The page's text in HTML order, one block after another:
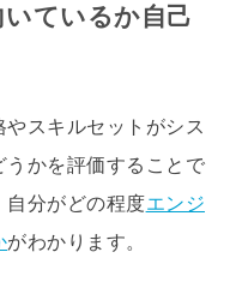
ているか自己
スキルセットがシス
うかを評価することで
自分がどの程度エンジ
がわかります。